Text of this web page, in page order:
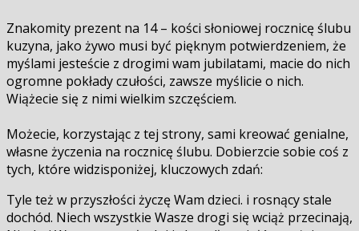
Znakomity prezent na 14 – kości słoniowej rocznicę ślubu
kuzyna, jako żywo musi być pięknym potwierdzeniem, że
myślami jesteście z drogimi wam jubilatami, macie do nich
ogromne pokłady czułości, zawsze myślicie o nich.
Wiążecie się z nimi wielkim szczęściem.
Możecie, korzystając z tej strony, sami kreować genialne,
własne życzenia na rocznicę ślubu. Dobierzcie sobie coś z
tych, które widzisponiżej, kluczowych zdań:
Tyle też w przyszłości życzę Wam dzieci. i rosnący stale
dochód. Niech wszystkie Wasze drogi się wciąż przecinają,